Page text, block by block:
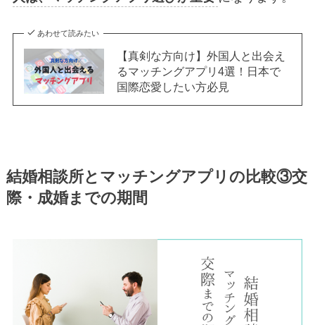
あわせて読みたい
【真剣な方向け】外国人と出会え
るマッチングアプリ4選！日本で
国際恋愛したい方必見
結婚相談所とマッチングアプリの比較③交
際・成婚までの期間